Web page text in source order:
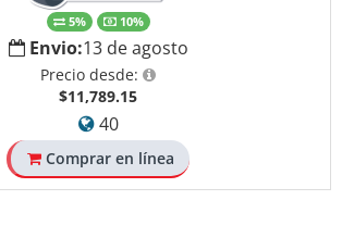
5% 10%
Envio:13 de agosto
Precio desde:
$11,789.15
40
Comprar en línea